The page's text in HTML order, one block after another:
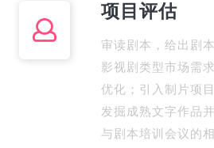
项目评估
审读剧本，给出剧
影视剧类型市场需
优化；引入制片项
发掘成熟文字作品
与剧本培训会议的相